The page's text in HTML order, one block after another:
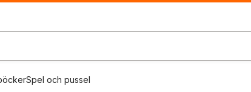
Spel och pussel